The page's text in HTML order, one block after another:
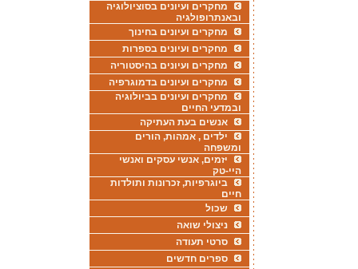
מחקרים ועיונים בסוציולוגיה
ובאנתרופולגיה
מחקרים ועיונים בחינוך
מחקרים ועיונים בספרות
מחקרים ועיונים בהיסטוריה
מחקרים ועיונים בדמוגרפיה
מחקרים ועיונים בביולוגיה
ובמדעי החיים
אנשים בעת העתיקה
ילדים , אמהות, הורים
ומשפחה
יזמים, אנשי עסקים ואנשי
היי-טק
ביוגרפיות, זכרונות ותולדות
חיים
שכול
ניצולי שואה
סרטי תעודה
ספרים חדשים